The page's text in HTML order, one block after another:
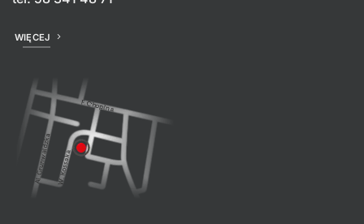
WIĘCEJ